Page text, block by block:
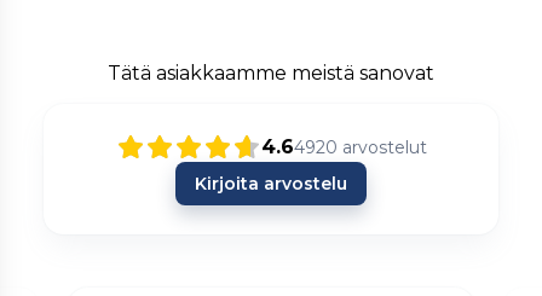
Tätä asiakkaamme meistä sanovat
4.64920 arvostelut
Kirjoita arvostelu